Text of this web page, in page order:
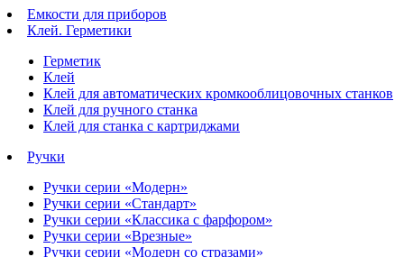
Емкости для приборов
Клей. Герметики
Герметик
Клей
Клей для автоматических кромкооблицовочных станков
Клей для ручного станка
Клей для станка с картриджами
Ручки
Ручки серии «Модерн»
Ручки серии «Стандарт»
Ручки серии «Классика с фарфором»
Ручки серии «Врезные»
Ручки серии «Модерн со стразами»